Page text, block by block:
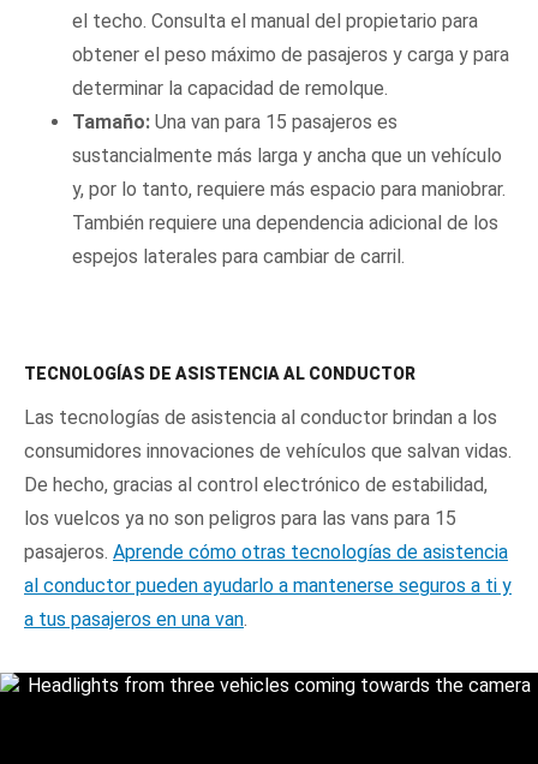
el techo. Consulta el manual del propietario para
obtener el peso máximo de pasajeros y carga y para
determinar la capacidad de remolque.
Tamaño: Una van para 15 pasajeros es
sustancialmente más larga y ancha que un vehículo
y, por lo tanto, requiere más espacio para maniobrar.
También requiere una dependencia adicional de los
espejos laterales para cambiar de carril.
TECNOLOGÍAS DE ASISTENCIA AL CONDUCTOR
Las tecnologías de asistencia al conductor brindan a los
consumidores innovaciones de vehículos que salvan vidas.
De hecho, gracias al control electrónico de estabilidad,
los vuelcos ya no son peligros para las vans para 15
pasajeros. Aprende cómo otras tecnologías de asistencia
al conductor pueden ayudarlo a mantenerse seguros a ti y
a tus pasajeros en una van